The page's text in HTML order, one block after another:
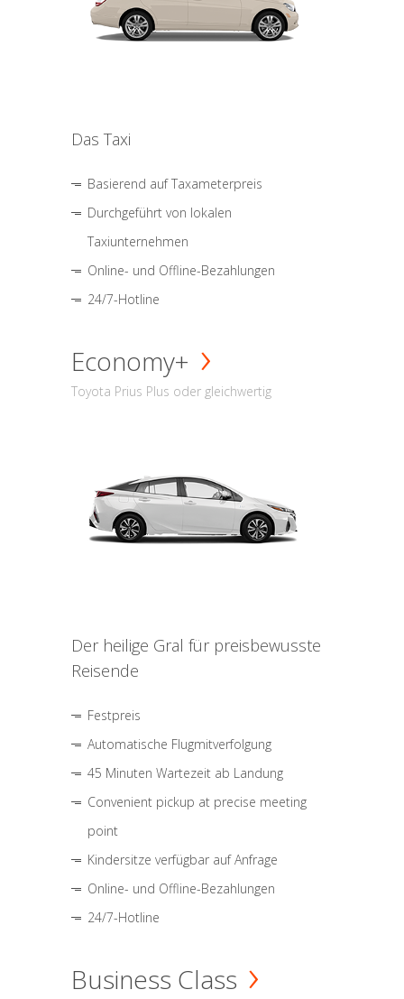
Das Taxi
Basierend auf Taxameterpreis
Durchgeführt von lokalen
Taxiunternehmen
Online- und Offline-Bezahlungen
24/7-Hotline
Economy+
Toyota Prius Plus oder gleichwertig
Der heilige Gral für preisbewusste
Reisende
Festpreis
Automatische Flugmitverfolgung
45 Minuten Wartezeit ab Landung
Convenient pickup at precise meeting
point
Kindersitze verfügbar auf Anfrage
Online- und Offline-Bezahlungen
24/7-Hotline
Business Class